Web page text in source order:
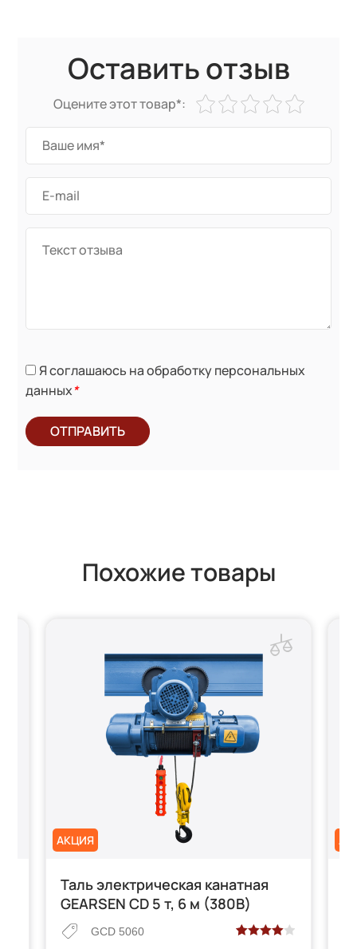
Оставить отзыв
Оцените этот товар*:
Я соглашаюсь на обработку персональных
данных*
ОТПРАВИТЬ
Похожие товары
АКЦИЯ
Таль электрическая канатная
GEARSEN CD 5 т, 6 м (380В)
GCD 5060